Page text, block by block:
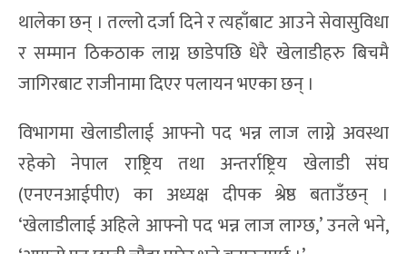
थालेका छन् । तल्लो दर्जा दिने र त्यहाँबाट आउने सेवासुविधा
र सम्मान ठिकठाक लाग्न छाडेपछि धेरै खेलाडीहरु बिचमै
जागिरबाट राजीनामा दिएर पलायन भएका छन् ।
विभागमा खेलाडीलाई आफ्नो पद भन्न लाज लाग्ने अवस्था
रहेको नेपाल राष्ट्रिय तथा अन्तर्राष्ट्रिय खेलाडी संघ
(एनएनआईपीए) का अध्यक्ष दीपक श्रेष्ठ बताउँछन् ।
‘खेलाडीलाई अहिले आफ्नो पद भन्न लाज लाग्छ,’ उनले भने,